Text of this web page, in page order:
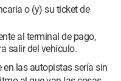
o (y) su ticket de
al terminal de pago,
salir del vehículo.
las autopistas sería sin